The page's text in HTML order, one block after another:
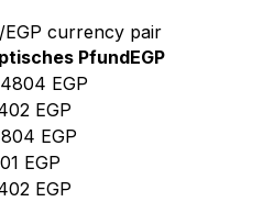
currency pair
PfundEGP
EGP
EGP
EGP
EGP
EGP